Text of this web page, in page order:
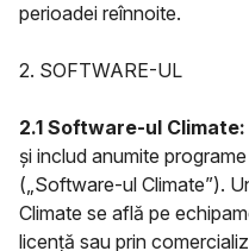
perioadei reînnoite.
2. SOFTWARE-UL
2.1 Software-ul Climate:
și includ anumite
(„Software-ul Climate”).
Climate se află pe
licență sau prin